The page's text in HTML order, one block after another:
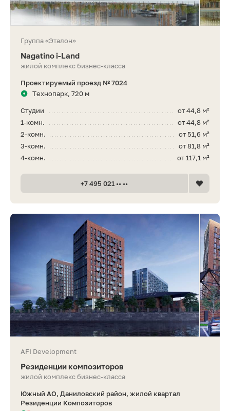
Группа «Эталон»
Nagatino i-Land
жилой комплекс бизнес-класса
Проектируемый проезд № 7024
Технопарк, 720 м
от 44,8 м²
Студии
от 44,8 м²
1-комн.
от 51,6 м²
2-комн.
от 81,8 м²
3-комн.
от 117,1 м²
4-комн.
+7 495 021 •• ••
AFI Development
Резиденции композиторов
жилой комплекс бизнес-класса
Южный АО, Даниловский район, жилой квартал
Резиденции Композиторов